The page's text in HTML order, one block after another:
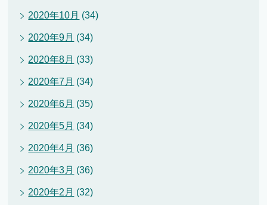
2020年10月 (34)
2020年9月 (34)
2020年8月 (33)
2020年7月 (34)
2020年6月 (35)
2020年5月 (34)
2020年4月 (36)
2020年3月 (36)
2020年2月 (32)